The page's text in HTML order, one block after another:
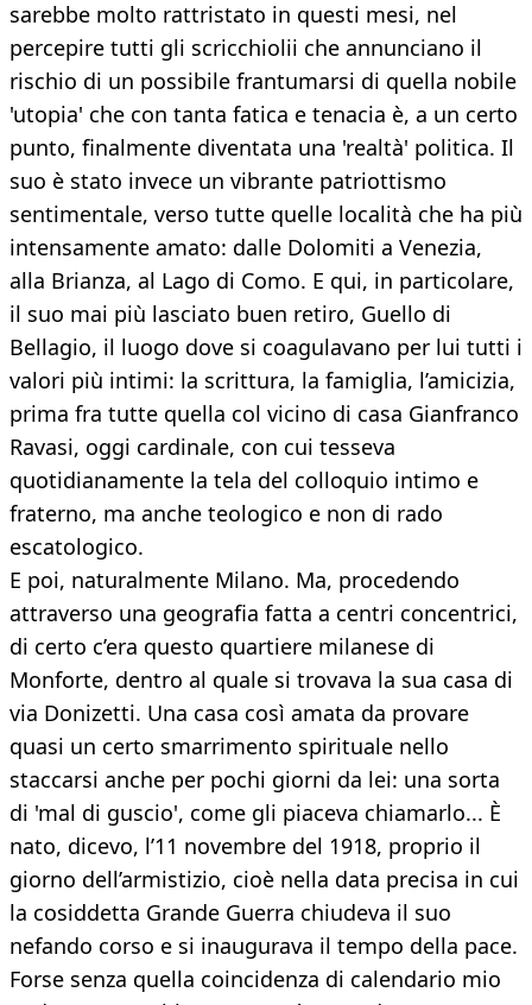
sarebbe molto rattristato in questi mesi, nel
percepire tutti gli scricchiolii che annunciano il
rischio di un possibile frantumarsi di quella nobile
'utopia' che con tanta fatica e tenacia è, a un certo
punto, finalmente diventata una 'realtà' politica. Il
suo è stato invece un vibrante patriottismo
sentimentale, verso tutte quelle località che ha più
intensamente amato: dalle Dolomiti a Venezia,
alla Brianza, al Lago di Como. E qui, in particolare,
il suo mai più lasciato buen retiro, Guello di
Bellagio, il luogo dove si coagulavano per lui tutti i
valori più intimi: la scrittura, la famiglia, l’amicizia,
prima fra tutte quella col vicino di casa Gianfranco
Ravasi, oggi cardinale, con cui tesseva
quotidianamente la tela del colloquio intimo e
fraterno, ma anche teologico e non di rado
escatologico.
E poi, naturalmente Milano. Ma, procedendo
attraverso una geografia fatta a centri concentrici,
di certo c’era questo quartiere milanese di
Monforte, dentro al quale si trovava la sua casa di
via Donizetti. Una casa così amata da provare
quasi un certo smarrimento spirituale nello
staccarsi anche per pochi giorni da lei: una sorta
di 'mal di guscio', come gli piaceva chiamarlo... È
nato, dicevo, l’11 novembre del 1918, proprio il
giorno dell’armistizio, cioè nella data precisa in cui
la cosiddetta Grande Guerra chiudeva il suo
nefando corso e si inaugurava il tempo della pace.
Forse senza quella coincidenza di calendario mio